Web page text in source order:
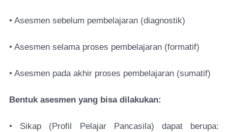
• Asesmen sebelum pembelajaran (diagnostik)
• Asesmen selama proses pembelajaran (formatif)
• Asesmen pada akhir proses pembelajaran (sumatif)
Bentuk asesmen yang bisa dilakukan:
• Sikap (Profil Pelajar Pancasila) dapat berupa: